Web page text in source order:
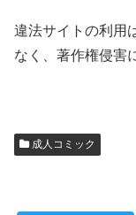
違法サイトの利用
なく、著作権侵害
成人コミック